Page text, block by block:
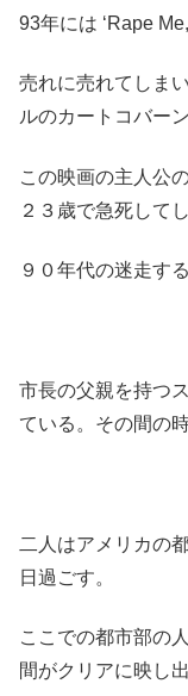
93年には ‘Rape
売れに売れてしま
ルのカートコバーン
この映画の主人公
２３歳で急死して
９０年代の迷走す
市長の父親を持つ
ている。その間の
二人はアメリカの
日過ごす。
ここでの都市部の
間がクリアに映し